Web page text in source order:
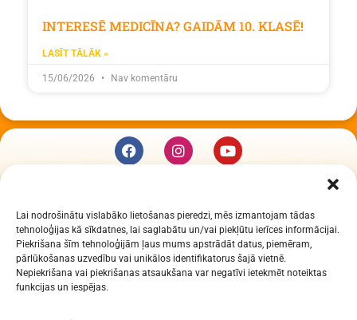
Lai nodrošinātu vislabāko lietošanas pieredzi, mēs izmantojam tādas
tehnoloģijas kā sīkdatnes, lai saglabātu un/vai piekļūtu ierīces informācijai.
Piekrišana šīm tehnoloģijām ļaus mums apstrādāt datus, piemēram,
pārlūkošanas uzvedību vai unikālos identifikatorus šajā vietnē.
Nepiekrišana vai piekrišanas atsaukšana var negatīvi ietekmēt noteiktas
funkcijas un iespējas.
INTERESĒ MEDICĪNA? GAIDĀM 10. KLASĒ!
LASĪT TĀLĀK »
15/06/2026 Nav komentāru
Daugavpils Zinātņu vidusskola
Raiņa iela 30, Daugavpils, LV-5401
Reģ. Nr. 2713903513 (IZM)
Daugavpils valstspilsētas pašvaldība 90000077325